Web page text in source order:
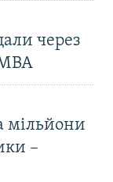
через
МВА
мільйони
–